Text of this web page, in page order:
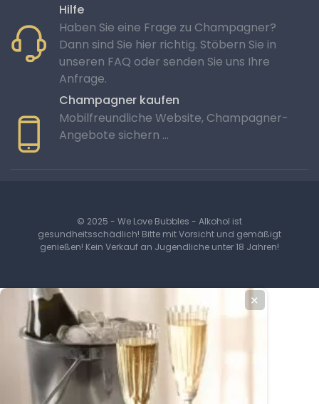
Hilfe
Haben Sie eine Frage zu Champagner?
Dann sind Sie hier richtig. Stöbern Sie in
unseren FAQ oder senden Sie uns Ihre
Anfrage.
Champagner kaufen
Mobilfreundliche Website, Champagner-
Angebote sichern …
© 2025 - We Love Bubbles - Alkohol ist
gesundheitsschädlich! Bitte mit Vorsicht und gemäßigt
genießen! Kein Verkauf an Jugendliche unter 18 Jahren!
✕